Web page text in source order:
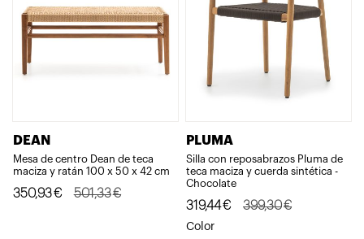
DEAN
Mesa de centro Dean de teca
maciza y ratán 100 x 50 x 42 cm
501,33€
El
350,93€
El
PLUMA
Silla con reposabrazos Pluma de
teca maciza y cuerda sintética -
Chocolate
399,30€
El
precio
319,44€
El
precio
Color